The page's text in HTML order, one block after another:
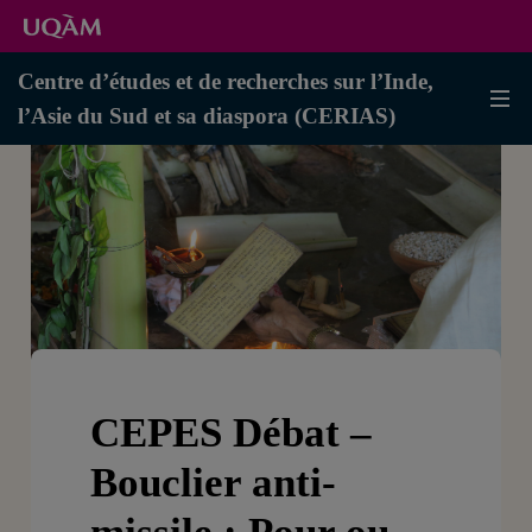
Centre d’études et de recherches sur l’Inde,
l’Asie du Sud et sa diaspora (CERIAS)
CEPES Débat –
Bouclier anti-